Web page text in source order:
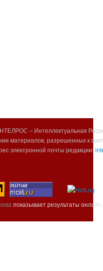
– Интеллектуальная
материалов, разрешенных к
электронной почты редакции:
показывает результаты онлайн.